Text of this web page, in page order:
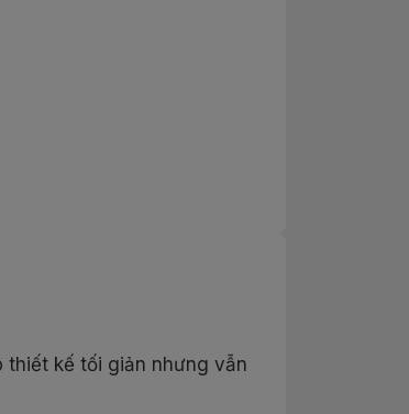
thiết kế tối giản nhưng vẫn